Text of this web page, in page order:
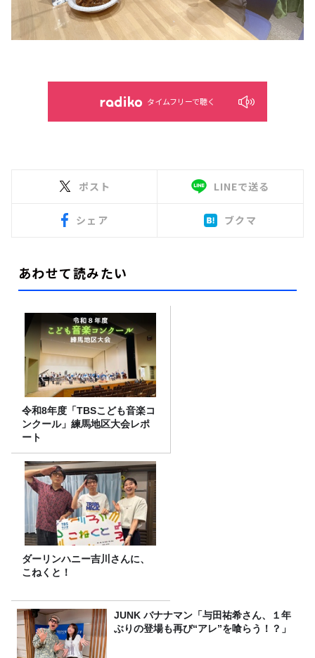
タイムフリーで聴く
ポスト LINEで送る
シェア ブクマ
あわせて読みたい
令和8年度「TBSこども音楽コ
ンクール」練馬地区大会レポ
ート
ダーリンハニー吉川さんに、
こねくと！
JUNK バナナマン「与田祐希さん、１年
ぶりの登場も再び“アレ”を喰らう！？」